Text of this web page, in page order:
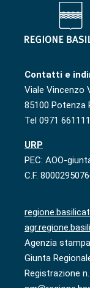
Contatti e
Viale Vincenzo
85100 Potenza
Tel 0971 661111
URP
PEC: AOO-
C.F.
Agenzia
Giunta
Registrazione